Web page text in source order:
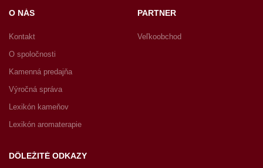
O NÁS
Kontakt
O spoločnosti
Kamenná predajňa
Výročná správa
Lexikón kameňov
Lexikón aromaterapie
PARTNER
Veľkoobchod
DÔLEŽITÉ ODKAZY